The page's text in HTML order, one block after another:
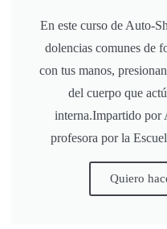
En este curso de Auto-
dolencias comunes de
con tus manos,
del cuerpo que
interna.Impartido por
profesora por la
Quiero